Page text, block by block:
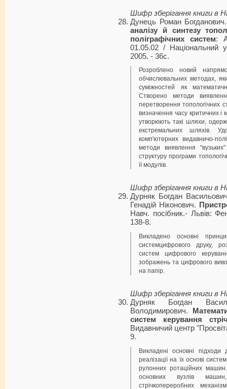
Шифр зберігання книги в
Дунець Роман
аналізу й синтезу
поліграфічних систем:
01.05.02 / Національний
2005. - 36с.
Розроблено новий
обчислювальних методах,
суміжностей як
Створено методи
перетворення топологічних
визначення часу критичних і
утворюють такі шляхи,
екстремальних шляхів.
комп'ютерних видавничо-
методи виявлення
структуру програми
її модулів.
Шифр зберігання книги в
Дурняк Богдан
Генадій Ніконович.
Навч. посібник.- Львів:
138-8.
Викладено основні
системцифрового друку,
систем цифрового
зображень та цифрового
на папір.
Шифр зберігання книги в
Дурняк Богдан
Володимирович.
систем керування
Видавничий центр
9.
Викладені основні
реалізації на їх основі
рулонних ротаційних
основних вузлів
стрічкопереробних